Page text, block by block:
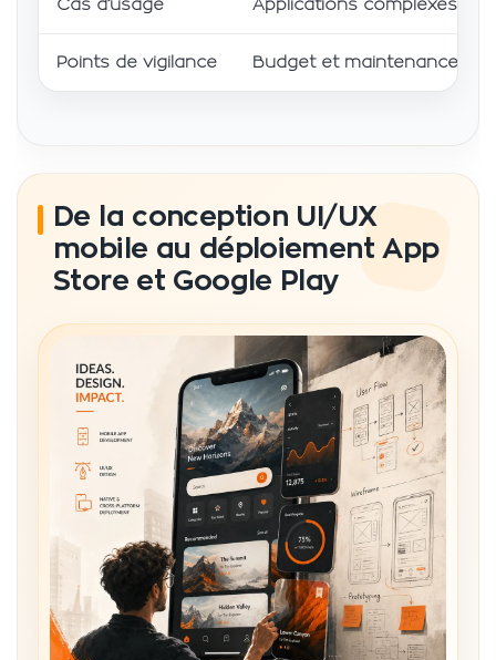
Cas d’usage Applications complexes,
Points de vigilance Budget et maintenance
De la conception UI/UX
mobile au déploiement App
Store et Google Play